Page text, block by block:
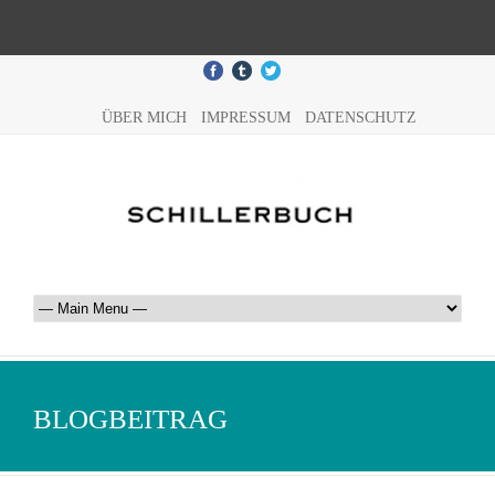
ÜBER MICH IMPRESSUM DATENSCHUTZ
BLOGBEITRAG